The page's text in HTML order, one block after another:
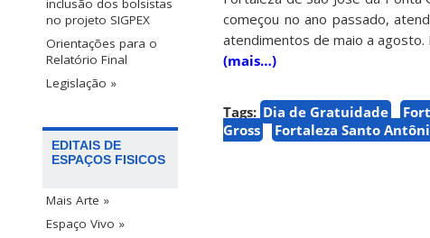
inclusão dos bolsistas
no projeto SIGPEX
Orientações para o
Relatório Final
Legislação »
EDITAIS DE
ESPAÇOS FISICOS
Mais Arte »
Espaço Vivo »
começou no ano passado,
atendimentos de maio a
(mais…)
Tags: Dia de Gratuidade
Gross
Fortaleza Santo